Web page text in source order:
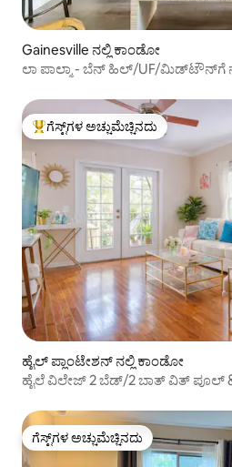
Gainesville ನಲ್ಲಿ ಕಾಂಡೋ
ಲಾ ಪಾಲ್ಮಾ - ಬೆನ್ ಹಿಲ್/UF/ಮಿಡ್‌ಟೌನ್‌ಗೆ
ಗೆಸ್ಟ್‌ಗಳಿಗೆ ಅತಿ ಹೆಚ್ಚು ಅಚ್ಚುಮೆಚ್ಚಿನದು
ಗೆಸ್ಟ್‌ಗಳ ಅಚ್ಚುಮೆಚ್ಚಿನದು
ಹೈಲ್ ಪ್ಲಾಂಟೇಶನ್ ನಲ್ಲಿ ಕಾಂಡೋ
ಹೈಲೆ ವಿಲೇಜ್ 2 ಬೆಡ್/2 ಬಾತ್ ವಿತ್ ಪೂಲ್
ಗೆಸ್ಟ್‌ಗಳ ಅಚ್ಚುಮೆಚ್ಚಿನದು
ಗೆಸ್ಟ್‌ಗಳ ಅಚ್ಚುಮೆಚ್ಚಿನದು